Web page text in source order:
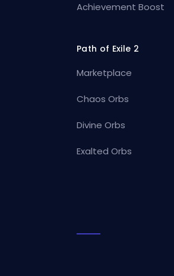
Achievement Boost
Path of Exile 2
Marketplace
Chaos Orbs
Divine Orbs
Exalted Orbs